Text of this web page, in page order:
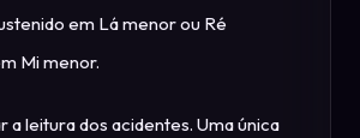
em Lá menor ou Ré
Mi menor.
a leitura dos acidentes. Uma única